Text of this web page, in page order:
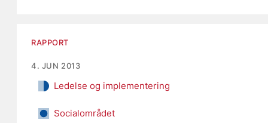
RAPPORT
4. JUN 2013
Ledelse og implementering
Socialområdet